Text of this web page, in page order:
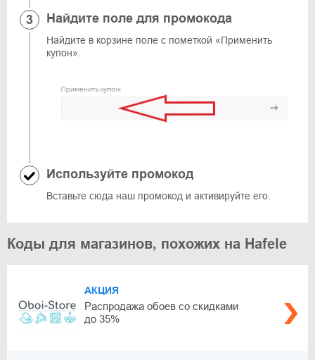
Найдите поле для промокода
Найдите в корзине поле с пометкой «Применить
купон».
Используйте промокод
Вставьте сюда наш промокод и активируйте его.
Коды для магазинов, похожих на Hafele
АКЦИЯ
Распродажа обоев со скидками
до 35%